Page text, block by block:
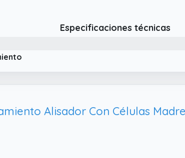
Especificaciones técnicas